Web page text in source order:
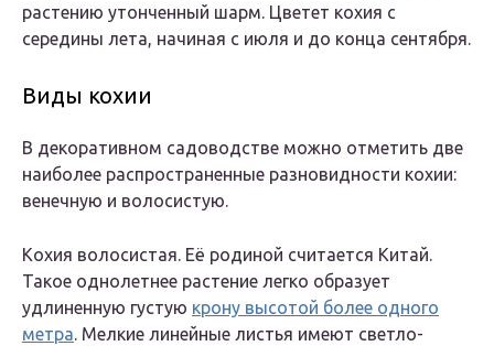
растению утонченный шарм. Цветет кохия с
середины лета, начиная с июля и до конца сентября.
Виды кохии
В декоративном садоводстве можно отметить две
наиболее распространенные разновидности кохии:
венечную и волосистую.
Кохия волосистая. Её родиной считается Китай.
Такое однолетнее растение легко образует
удлиненную густую крону высотой более одного
метра. Мелкие линейные листья имеют светло-